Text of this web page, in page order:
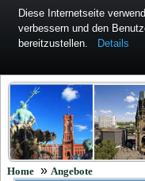
Home » Angebote
Diese Internetseite
verbessern und den
bereitzustellen.
Details